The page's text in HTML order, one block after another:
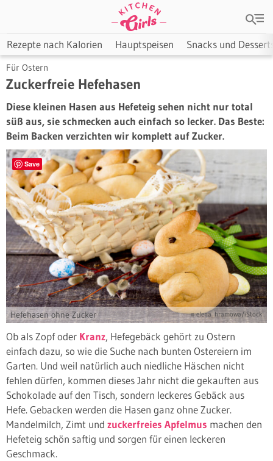
Rezepte nach Kalorien Hauptspeisen Snacks und
Für Ostern
Zuckerfreie Hefehasen
Diese kleinen Hasen aus Hefeteig sehen nicht nur total
süß aus, sie schmecken auch einfach so lecker. Das Beste:
Beim Backen verzichten wir komplett auf Zucker.
Save
Hefehasen ohne Zucker © elena_hramowa/iStock
Ob als Zopf oder Kranz, Hefegebäck gehört zu Ostern
einfach dazu, so wie die Suche nach bunten Ostereiern im
Garten. Und weil natürlich auch niedliche Häschen nicht
fehlen dürfen, kommen dieses Jahr nicht die gekauften aus
Schokolade auf den Tisch, sondern leckeres Gebäck aus
Hefe. Gebacken werden die Hasen ganz ohne Zucker.
Mandelmilch, Zimt und zuckerfreies Apfelmus machen den
Hefeteig schön saftig und sorgen für einen leckeren
Geschmack.